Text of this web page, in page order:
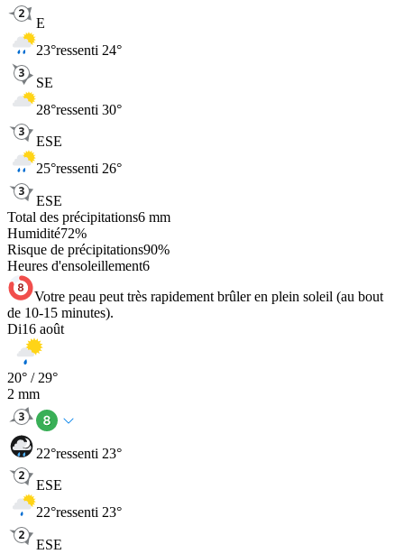
E
23°ressenti 24°
SE
28°ressenti 30°
ESE
25°ressenti 26°
ESE
Total des précipitations6 mm
Humidité72%
Risque de précipitations90%
Heures d'ensoleillement6
Votre peau peut très rapidement brûler en plein soleil (au bout
de 10-15 minutes).
Di16 août
20° / 29°
2 mm
22°ressenti 23°
ESE
22°ressenti 23°
ESE